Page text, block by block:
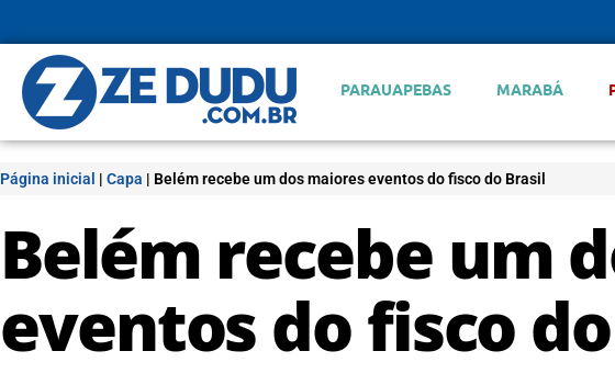
PARAUAPEBAS MARABÁ
Página inicial | Capa | Belém recebe um dos maiores eventos do fisco do Brasil
Belém recebe um
eventos do fisco